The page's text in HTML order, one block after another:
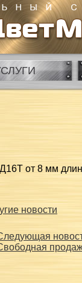
от 8 мм
новости